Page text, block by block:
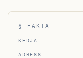
§ FAKTA
KEDJA
ADRESS